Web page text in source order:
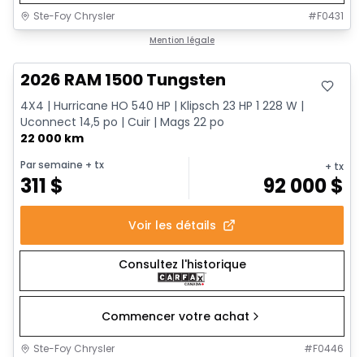
Ste-Foy Chrysler #F0431
Mention légale
2026 RAM 1500 Tungsten
4X4 | Hurricane HO 540 HP | Klipsch 23 HP 1 228 W |
Uconnect 14,5 po | Cuir | Mags 22 po
22 000 km
Par semaine + tx
311 $
+ tx
92 000$
Voir les détails
Consultez l'historique
Commencer votre achat
Ste-Foy Chrysler #F0446